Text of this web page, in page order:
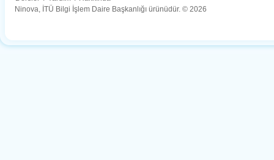
Ninova, İTÜ Bilgi İşlem Daire Başkanlığı ürünüdür. © 2026